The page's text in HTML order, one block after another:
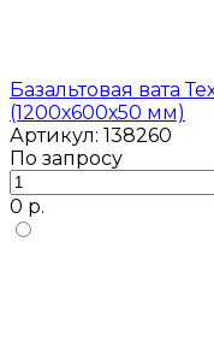
Базальтовая вата
(1200х600х50 мм)
Артикул: 138260
По запросу
0 р.